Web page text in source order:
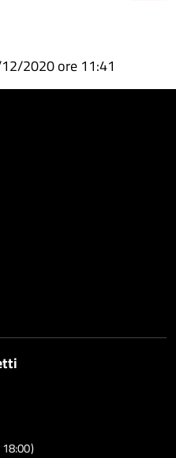
su
Facebook
Condividi
su
Condividi
2020 ore 11:41